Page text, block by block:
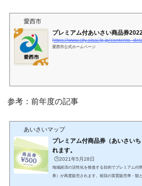
愛西市
プレミアム付あいさい商品券
https://www.city.aisai.lg.jp/
愛西市公式ホームページ
参考：前年度の記事
あいさいマップ
プレミアム付商品券（あいさい
れます。
🕒️2021年5月28日
地域経済の活性化を推進する目的でプレミアム付
券）が再度販売されます。前回の実質販売率・額